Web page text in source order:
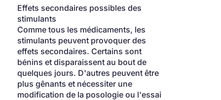
Effets secondaires possibles des
stimulants
Comme tous les médicaments, les
stimulants peuvent provoquer des
effets secondaires. Certains sont
bénins et disparaissent au bout de
quelques jours. D'autres peuvent être
plus gênants et nécessiter une
modification de la posologie ou l'essai